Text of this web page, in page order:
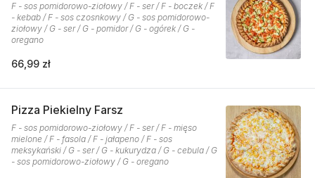
F - sos pomidorowo-ziołowy / F - ser / F - boczek / F
- kebab / F - sos czosnkowy / G - sos pomidorowo-
ziołowy / G - ser / G - pomidor / G - ogórek / G -
oregano
66,99 zł
Pizza Piekielny Farsz
F - sos pomidorowo-ziołowy / F - ser / F - mięso
mielone / F - fasola / F - jałapeno / F - sos
meksykański / G - ser / G - kukurydza / G - cebula / G
- sos pomidorowo-ziołowy / G - oregano